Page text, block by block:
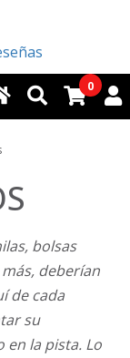
0
bolsas
deberían
de cada
su
la pista. Lo